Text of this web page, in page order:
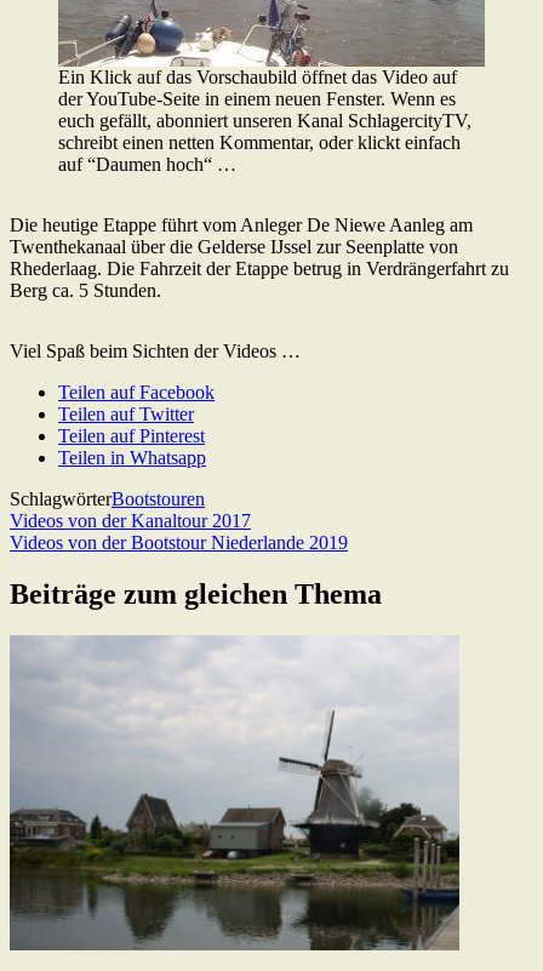
Ein Klick auf das Vorschaubild öffnet das Video auf
der YouTube-Seite in einem neuen Fenster. Wenn es
euch gefällt, abonniert unseren Kanal SchlagercityTV,
schreibt einen netten Kommentar, oder klickt einfach
auf “Daumen hoch“ …
Die heutige Etappe führt vom Anleger De Niewe Aanleg am
Twenthekanaal über die Gelderse IJssel zur Seenplatte von
Rhederlaag. Die Fahrzeit der Etappe betrug in Verdrängerfahrt zu
Berg ca. 5 Stunden.
Viel Spaß beim Sichten der Videos …
Teilen auf Facebook
Teilen auf Twitter
Teilen auf Pinterest
Teilen in Whatsapp
SchlagwörterBootstouren
Beitragsnavigation
Previous
Post:
Videos von der Kanaltour 2017
Next
Videos von der Bootstour Niederlande 2019
Beiträge zum gleichen Thema